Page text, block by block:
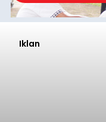
Iklan